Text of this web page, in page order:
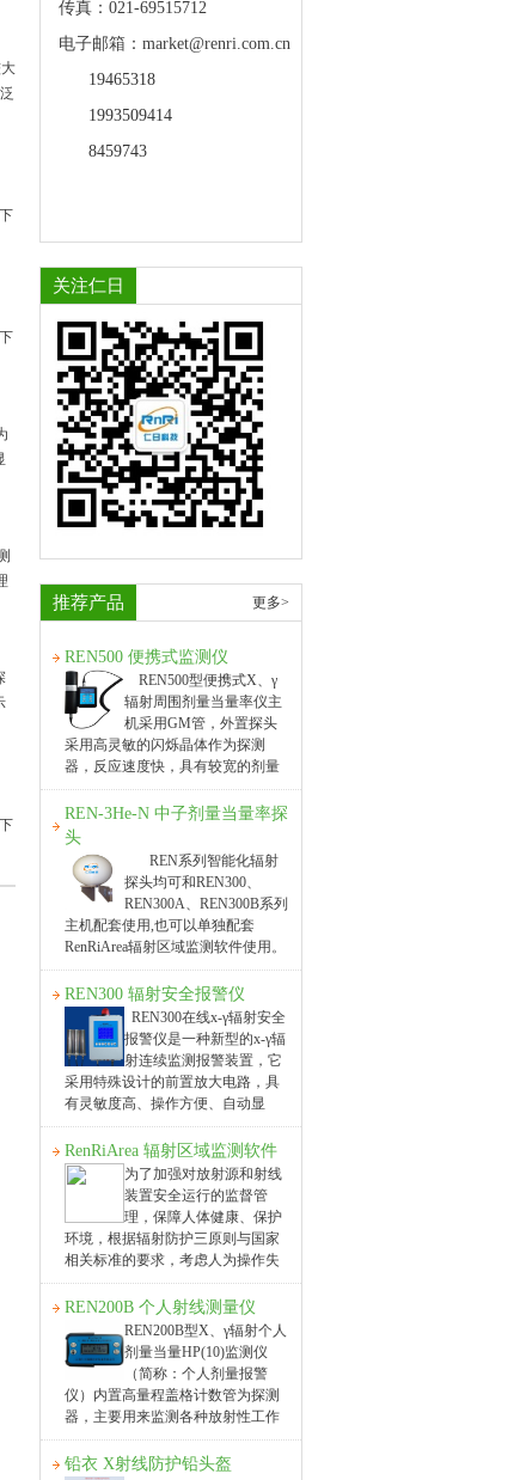
传真：021-69515712
电子邮箱：market@renri.com.cn
19465318
1993509414
8459743
关注仁日
推荐产品 更多>
REN500 便携式监测仪
REN500型便携式X、γ
辐射周围剂量当量率仪主
机采用GM管，外置探头
采用高灵敏的闪烁晶体作为探测
器，反应速度快，具有较宽的剂量
率测量范围。 该仪器除能测高能、
低能γ射线外，还能对低能X射线进
行准确的测量，具有良好的能量响
应特性。此外通过配套的RenR
REN-3He-N 中子剂量当量率探
头
REN系列智能化辐射
探头均可和REN300、
REN300A、REN300B系列
主机配套使用,也可以单独配套
RenRiArea辐射区域监测软件使用。
且具有RS485/RS232的通讯能力。
所有探头均可单独外接报警灯，在
超阈值的情
REN300 辐射安全报警仪
REN300在线x-γ辐射安全
报警仪是一种新型的x-γ辐
射连续监测报警装置，它
采用特殊设计的前置放大电路，具
有灵敏度高、操作方便、自动显
示、数据存储和超阈值报警等特
点，能实时给出xγ辐射剂量率。考
虑到现场操作、应急快速响应的需
要，主机安装在辐射现场，实现实
时监测与就地报警，通过RS48
RenRiArea 辐射区域监测软件
为了加强对放射源和射线
装置安全运行的监督管
理，保障人体健康、保护
环境，根据辐射防护三原则与国家
相关标准的要求，考虑人为操作失
误、射线装置和放射源意外故障等
原因可能引发的放射性危害，有必
要建设一套在线xγ射线监测报警系
统。 在线式xγ射线监测报警系统通
过计算机远程集中监测,完成对放射
性
REN200B 个人射线测量仪
REN200B型X、γ辐射个人
剂量当量HP(10)监测仪
（简称：个人剂量报警
仪）内置高量程盖格计数管为探测
器，主要用来监测各种放射性工作
场所的X、γ以及硬β射线的辐射，具
有较宽的测量范围。能显示工作场
铅衣 X射线防护铅头盔